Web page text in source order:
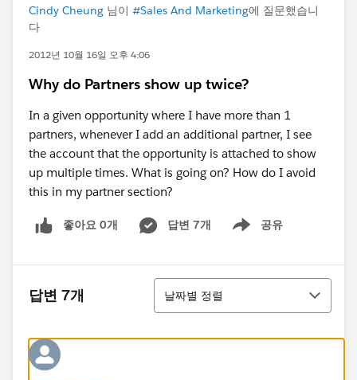
Cindy Cheung 님이 #Sales And Marketing에 질문했습니
다
2012년 10월 16일 오후 4:06
Why do Partners show up twice?
In a given opportunity where I have more than 1
partners, whenever I add an additional partner, I see
the account that the opportunity is attached to show
up multiple times. What is going on? How do I avoid
this in my partner section?
좋아요 0개 답변 7개 공유
Show menu
답변 7개
정렬
날짜별 정렬